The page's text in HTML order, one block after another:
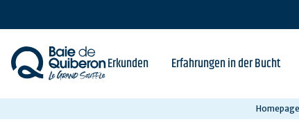
content
Erkunden Erfahrungen in der Bucht
Homepage